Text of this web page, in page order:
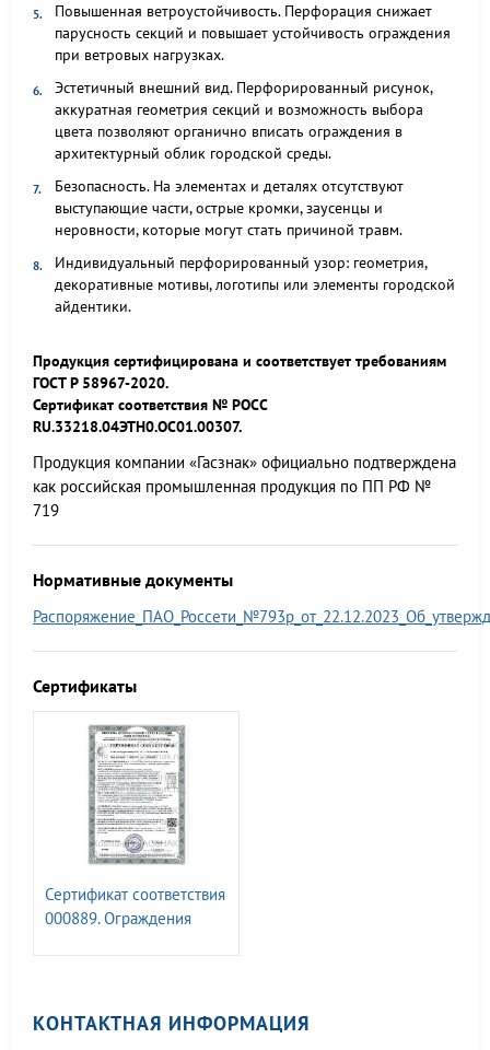
Повышенная ветроустойчивость. Перфорация снижает
парусность секций и повышает устойчивость ограждения
при ветровых нагрузках.
Эстетичный внешний вид. Перфорированный рисунок,
аккуратная геометрия секций и возможность выбора
цвета позволяют органично вписать ограждения в
архитектурный облик городской среды.
Безопасность. На элементах и деталях отсутствуют
выступающие части, острые кромки, заусенцы и
неровности, которые могут стать причиной травм.
Индивидуальный перфорированный узор: геометрия,
декоративные мотивы, логотипы или элементы городской
айдентики.
Продукция сертифицирована и соответствует требованиям
ГОСТ Р 58967-2020.
Сертификат соответствия № РОСС
RU.33218.04ЭТН0.ОС01.00307.
Продукция компании «Гасзнак» официально подтверждена
как российская промышленная продукция по ПП РФ №
719
Нормативные документы
Сертификаты
Сертификат соответствия
000889. Ограждения
КОНТАКТНАЯ ИНФОРМАЦИЯ